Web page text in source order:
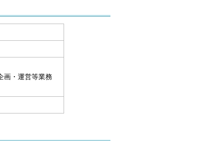
画・運営等業務